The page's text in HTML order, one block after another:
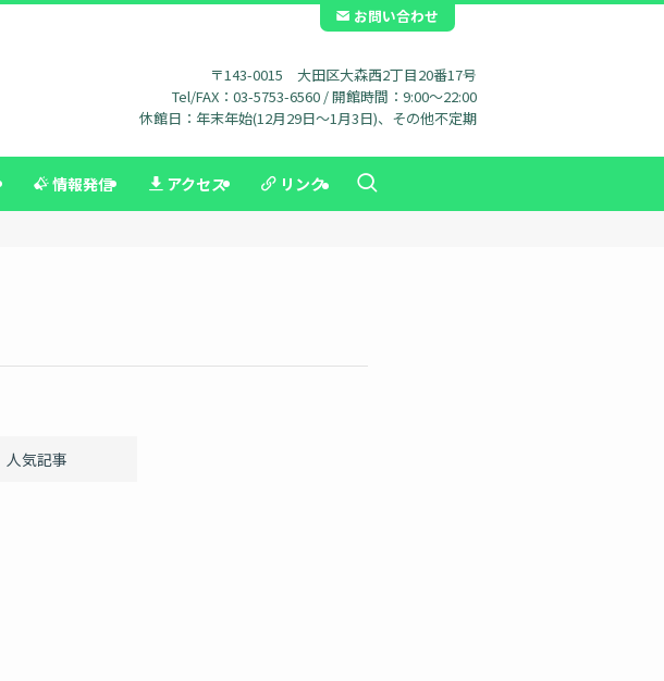
情報発信 アクセス リンク
お問い合わせ
〒143-0015 大田区大森西2丁目20番17号
Tel/FAX：03-5753-6560 / 開館時間：9:00～22:00
休館日：年末年始(12月29日～1月3日)、その他不定期
人気記事